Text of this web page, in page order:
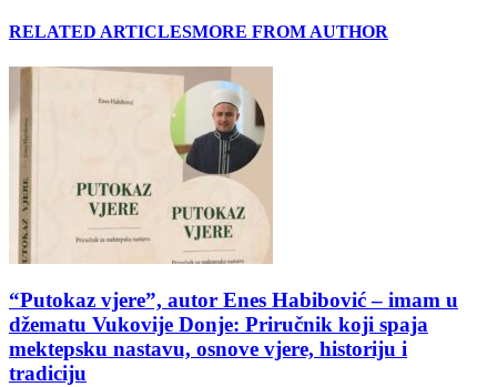
RELATED ARTICLESMORE FROM AUTHOR
“Putokaz vjere”, autor Enes Habibović – imam u
džematu Vukovije Donje: Priručnik koji spaja
mektepsku nastavu, osnove vjere, historiju i
tradiciju